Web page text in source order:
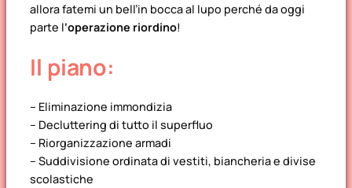
allora fatemi un bell’in bocca al lupo perché da oggi
parte l‘operazione riordino!
Il piano:
– Eliminazione immondizia
– Decluttering di tutto il superfluo
– Riorganizzazione armadi
– Suddivisione ordinata di vestiti, biancheria e divise
scolastiche